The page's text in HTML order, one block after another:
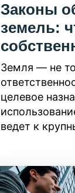
Законы
земель:
Земля — не
целевое
ведет к
избежать